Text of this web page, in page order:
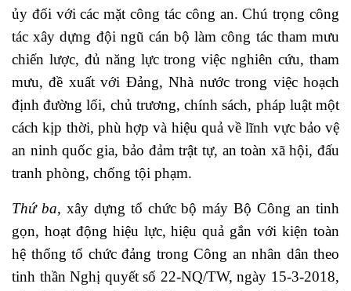
ủy đối với các mặt công tác công an. Chú trọng công
tác xây dựng đội ngũ cán bộ làm công tác tham mưu
chiến lược, đủ năng lực trong việc nghiên cứu, tham
mưu, đề xuất với Đảng, Nhà nước trong việc hoạch
định đường lối, chủ trương, chính sách, pháp luật một
cách kịp thời, phù hợp và hiệu quả về lĩnh vực bảo vệ
an ninh quốc gia, bảo đảm trật tự, an toàn xã hội, đấu
tranh phòng, chống tội phạm.
Thứ ba, xây dựng tổ chức bộ máy Bộ Công an tinh
gọn, hoạt động hiệu lực, hiệu quả gắn với kiện toàn
hệ thống tổ chức đảng trong Công an nhân dân theo
tinh thần Nghị quyết số 22-NQ/TW, ngày 15-3-2018,